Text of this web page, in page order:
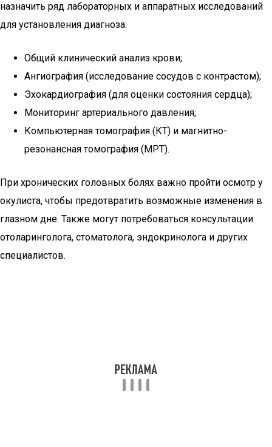
назначить ряд лабораторных и аппаратных исследований
для установления диагноза:
Общий клинический анализ крови;
Ангиография (исследование сосудов с контрастом);
Эхокардиография (для оценки состояния сердца);
Мониторинг артериального давления;
Компьютерная томография (КТ) и магнитно-
резонансная томография (МРТ).
При хронических головных болях важно пройти осмотр у
окулиста, чтобы предотвратить возможные изменения в
глазном дне. Также могут потребоваться консультации
отоларинголога, стоматолога, эндокринолога и других
специалистов.